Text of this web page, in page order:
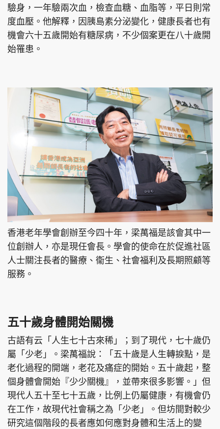
驗身，一年驗兩次血，檢查血糖、血脂等，平日則常
度血壓。他解釋，因胰島素分泌變化，健康長者也有
機會六十五歲開始有糖尿病，不少個案更在八十歲開
始罹患。
香港老年學會創辦至今四十年，梁萬福是該會其中一
位創辦人，亦是現任會長。學會的使命在於促進社區
人士關注長者的醫療、衞生、社會福利及長期照顧等
服務。
五十歲身體開始關機
古語有云「人生七十古來稀」；到了現代，七十歲仍
屬「少老」。梁萬福說：「五十歲是人生轉捩點，是
老化過程的開端，老花及痛症的開始。五十歲起，整
個身體會開始『少少關機』，並帶來很多影響。」但
現代人五十至七十五歲，比例上仍屬健康，有機會仍
在工作，故現代社會稱之為「少老」。但坊間對較少
研究這個階段的長者應如何應對身體和生活上的變